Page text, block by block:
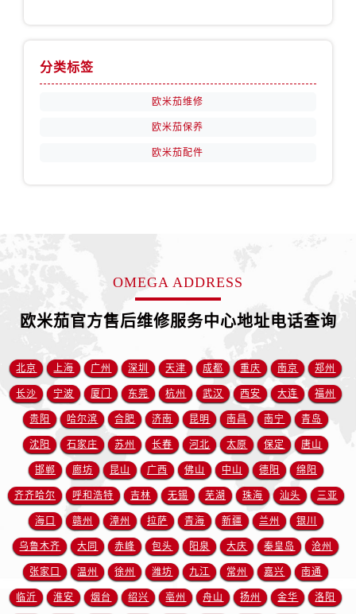
内蒙古自治区鄂尔多斯市东胜区伊金霍洛街欧米茄售后服务中心（需提前预约）
山西省大同市平城区迎宾街欧米茄售后服务中心（需提前预约）
山西省忻州市忻府区和平东街与七一南路交叉口欧米茄售后服务中心（需提前预约）
山西省运城市盐湖区河东街欧米茄售后服务中心（需提前预约）
山西省长治市潞州区英雄中路欧米茄售后服务中心（需提前预约）
山西省太原市迎泽区迎泽街道解放路15号亨得利名表维修授权店3楼欧米茄售后服务中心（需提前预约）
天津市和平区赤峰道136号天津国际金融中心26层2603室欧米茄售后服务中心（需提前预约）
安徽省安庆市迎江区人民路欧米茄售后服务中心（需提前预约）
安徽省蚌埠市蚌山区淮河路欧米茄售后服务中心（需提前预约）
安徽省亳州市谯城区魏武大道欧米茄售后服务中心（需提前预约）
安徽省池州市贵池区长江路欧米茄售后服务中心（需提前预约）
安徽省滁州市琅琊区南谯北路欧米茄售后服务中心（需提前预约）
安徽省阜阳市颍州区颍州北路欧米茄售后服务中心（需提前预约）
安徽省淮北市相山区淮海路欧米茄售后服务中心（需提前预约）
安徽省淮南市田家庵区国庆中路欧米茄售后服务中心（需提前预约）
分类标签
欧米茄维修
欧米茄保养
欧米茄配件
OMEGA ADDRESS
欧米茄官方售后维修服务中心地址电话查询
北京 上海 广州 深圳 天津 成都 重庆 南京 郑州
长沙 宁波 厦门 东莞 杭州 武汉 西安 大连 福州
贵阳 哈尔滨 合肥 济南 昆明 南昌 南宁 青岛
沈阳 石家庄 苏州 长春 河北 太原 保定 唐山
邯郸 廊坊 昆山 广西 佛山 中山 德阳 绵阳
齐齐哈尔 呼和浩特 吉林 无锡 芜湖 珠海 汕头 三亚
海口 赣州 漳州 拉萨 青海 新疆 兰州 银川
乌鲁木齐 大同 赤峰 包头 阳泉 大庆 秦皇岛 沧州
张家口 温州 徐州 潍坊 九江 常州 嘉兴 南通
临沂 淮安 烟台 绍兴 亳州 舟山 扬州 金华 洛阳